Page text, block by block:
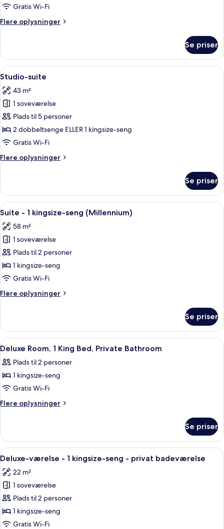
værelse
-
2
Gratis Wi-Fi
Flere oplysninger
Flere
værelse
2
Se priser
Indlæs
alle
billeder
af
Studio-
suite
Et hotelværelse med to senge, en
9
Studio-suite
43 m²
1 soveværelse
Plads til 5 personer
2 dobbeltsenge ELLER 1 kingsize-seng
Gratis Wi-Fi
Flere oplysninger
Flere
suite
Se priser
Indlæs
alle
billeder
af
Suite
-
1
seng
Et hotelværelse med spiseområde,
11
Suite - 1 kingsize-seng (Millennium)
58 m²
1 soveværelse
Plads til 2 personer
1 kingsize-seng
Gratis Wi-Fi
Flere oplysninger
Flere
-
kingsize-
(Millennium)
Se priser
Indlæs
alle
billeder
af
Deluxe
Room,
Bed,
Private
Bathroom
Et hotelværelse med seng,
5
Deluxe Room, 1 King Bed, Private Bathroom
Plads til 2 personer
1 kingsize-seng
Gratis Wi-Fi
Flere oplysninger
Flere
Room,
King
Private
Bathroom
Se priser
Indlæs
alle
billeder
af
Deluxe-
værelse
-
Et hotelværelse med seng,
5
Deluxe-værelse - 1 kingsize-seng - privat badeværelse
22 m²
1 soveværelse
Plads til 2 personer
1 kingsize-seng
Gratis Wi-Fi